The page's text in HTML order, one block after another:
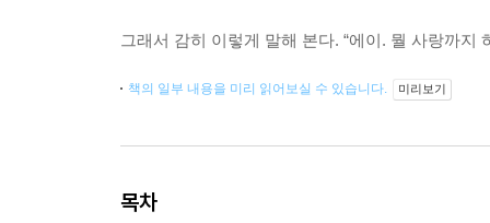
그래서 감히 이렇게 말해 본다. “에이. 뭘 사랑까지
책의 일부 내용을 미리 읽어보실 수 있습니다. 미리보기
목차